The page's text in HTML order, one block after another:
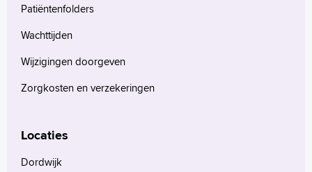
Patiëntenfolders
Wachttijden
Wijzigingen doorgeven
Zorgkosten en verzekeringen
Locaties
Dordwijk